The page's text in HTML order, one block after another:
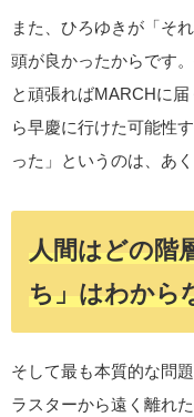
また、ひろゆきが「そ
頭が良かったからです
と頑張ればMARCHに
ら早慶に行けた可能性
った」というのは、あ
人間はどの階
ち」はわから
そして最も本質的な問
ラスターから遠く離れ